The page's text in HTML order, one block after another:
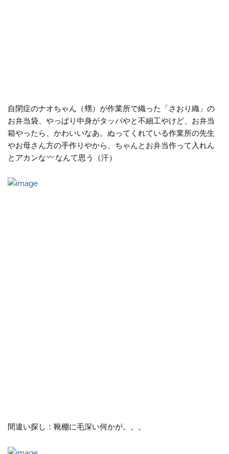
自閉症のナオちゃん（甥）が作業所で織った「さおり織」の
お弁当袋、やっぱり中身がタッパやと不細工やけど、お弁当
箱やったら、かわいいなあ。ぬってくれている作業所の先生
やお母さん方の手作りやから、ちゃんとお弁当作って入れん
とアカンな
なんて思う（汗）
間違い探し：靴棚に毛深い何かが。。。